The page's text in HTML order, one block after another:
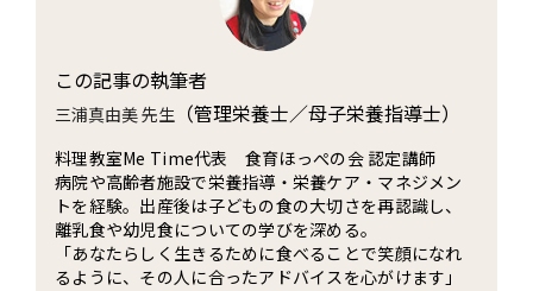
この記事の執筆者
三浦真由美 先生 （管理栄養士／母子栄養指導士）
料理教室Me Time代表 食育ほっぺの会 認定講師
病院や高齢者施設で栄養指導・栄養ケア・マネジメン
トを経験。出産後は子どもの食の大切さを再認識し、
離乳食や幼児食についての学びを深める。
「あなたらしく生きるために食べることで笑顔になれ
るように、その人に合ったアドバイスを心がけます」